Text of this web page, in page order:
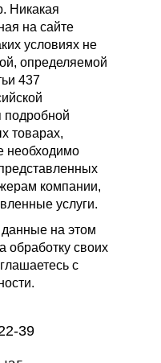
Никакая
на сайте
условиях не
определяемой
437
подробной
товарах,
необходимо
компании,
услуги.
на этом
обработку своих
с
39